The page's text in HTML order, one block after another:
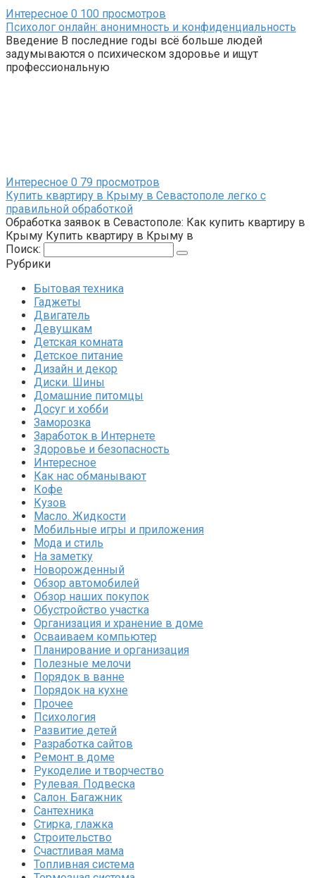
Интересное 0 100 просмотров
Психолог онлайн: анонимность и конфиденциальность
Введение В последние годы всё больше людей
задумываются о психическом здоровье и ищут
профессиональную
Интересное 0 79 просмотров
Купить квартиру в Крыму в Севастополе легко с
правильной обработкой
Обработка заявок в Севастополе: Как купить квартиру в
Крыму Купить квартиру в Крыму в
Поиск:
Рубрики
Бытовая техника
Гаджеты
Двигатель
Девушкам
Детская комната
Детское питание
Дизайн и декор
Диски. Шины
Домашние питомцы
Досуг и хобби
Заморозка
Заработок в Интернете
Здоровье и безопасность
Интересное
Как нас обманывают
Кофе
Кузов
Масло. Жидкости
Мобильные игры и приложения
Мода и стиль
На заметку
Новорожденный
Обзор автомобилей
Обзор наших покупок
Обустройство участка
Организация и хранение в доме
Осваиваем компьютер
Планирование и организация
Полезные мелочи
Порядок в ванне
Порядок на кухне
Прочее
Психология
Развитие детей
Разработка сайтов
Ремонт в доме
Рукоделие и творчество
Рулевая. Подвеска
Салон. Багажник
Сантехника
Стирка, глажка
Строительство
Счастливая мама
Топливная система